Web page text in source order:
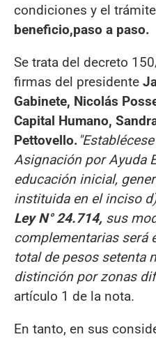
condiciones y el
beneficio,paso a paso.
Se trata del decreto
firmas del presidente
Gabinete, Nicolás
Capital Humano,
Pettovello.
Asignación por Ayuda
educación inicial,
instituida en el inciso
Ley N° 24.714, sus
complementarias será
total de pesos setenta
distinción por zonas
artículo 1 de la nota.
En tanto, en sus